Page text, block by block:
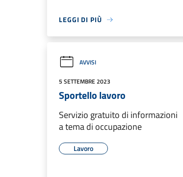
LEGGI DI PIÙ
AVVISI
5 SETTEMBRE 2023
Sportello lavoro
Servizio gratuito di informazioni
a tema di occupazione
Lavoro